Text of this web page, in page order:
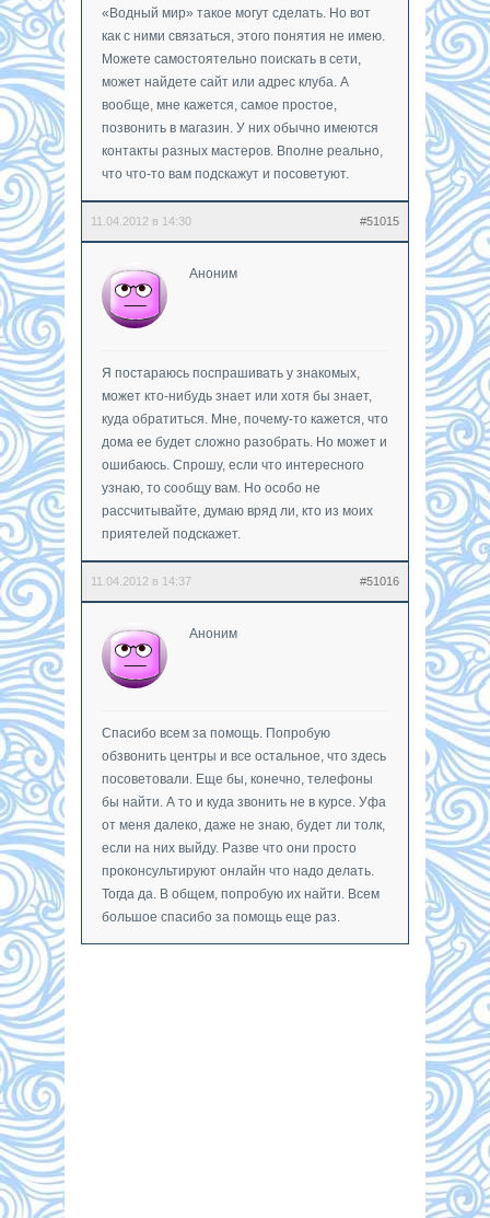
«Водный мир» такое могут сделать. Но вот
как с ними связаться, этого понятия не имею.
Можете самостоятельно поискать в сети,
может найдете сайт или адрес клуба. А
вообще, мне кажется, самое простое,
позвонить в магазин. У них обычно имеются
контакты разных мастеров. Вполне реально,
что что-то вам подскажут и посоветуют.
11.04.2012 в 14:30 #51015
Аноним
Я постараюсь поспрашивать у знакомых,
может кто-нибудь знает или хотя бы знает,
куда обратиться. Мне, почему-то кажется, что
дома ее будет сложно разобрать. Но может и
ошибаюсь. Спрошу, если что интересного
узнаю, то сообщу вам. Но особо не
рассчитывайте, думаю вряд ли, кто из моих
приятелей подскажет.
11.04.2012 в 14:37 #51016
Аноним
Спасибо всем за помощь. Попробую
обзвонить центры и все остальное, что здесь
посоветовали. Еще бы, конечно, телефоны
бы найти. А то и куда звонить не в курсе. Уфа
от меня далеко, даже не знаю, будет ли толк,
если на них выйду. Разве что они просто
проконсультируют онлайн что надо делать.
Тогда да. В общем, попробую их найти. Всем
большое спасибо за помощь еще раз.